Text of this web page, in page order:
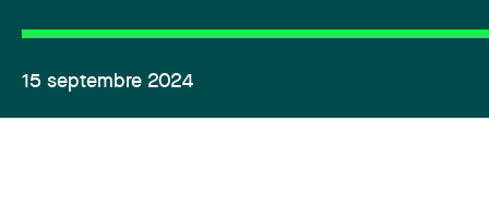
15 septembre 2024